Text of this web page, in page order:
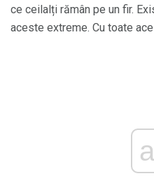
ce ceilalți rămân pe un fir.
aceste extreme. Cu toate